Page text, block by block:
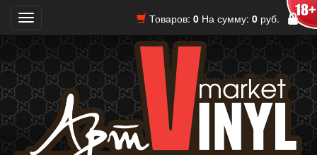
Товаров: 0 На сумму: 0 руб.
Toggle
navigation